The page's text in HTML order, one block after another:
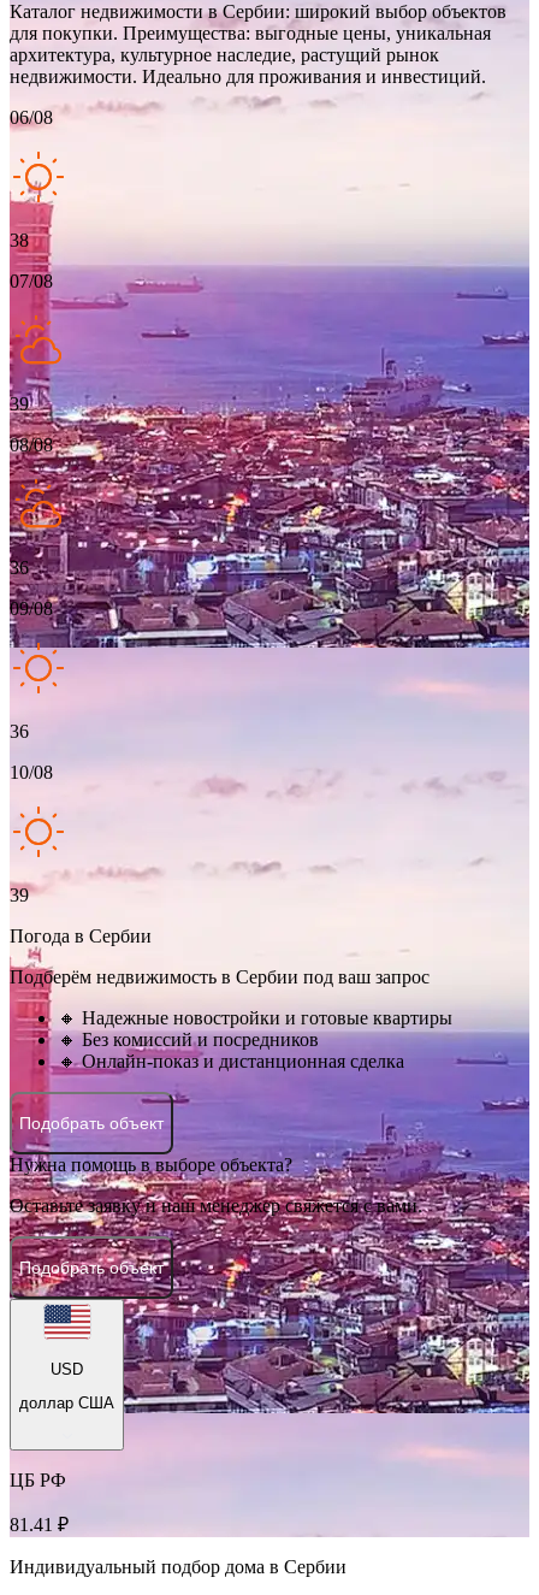
Каталог недвижимости в Сербии: широкий выбор объектов
для покупки. Преимущества: выгодные цены, уникальная
архитектура, культурное наследие, растущий рынок
недвижимости. Идеально для проживания и инвестиций.
06/08
38
07/08
39
08/08
36
09/08
36
10/08
39
Погода в Сербии
Подберём недвижимость в Сербии под ваш запрос
🔸 Надежные новостройки и готовые квартиры
🔸 Без комиссий и посредников
🔸 Онлайн-показ и дистанционная сделка
Подобрать объект
Нужна помощь в выборе объекта?
Оставьте заявку и наш менеджер свяжется с вами.
Подобрать объект
USD
доллар США
ЦБ РФ
81.41 ₽
Индивидуальный подбор дома в Сербии